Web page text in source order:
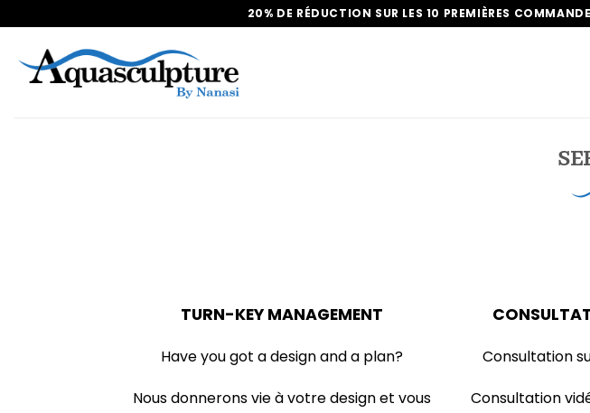
au
contenu
20% DE RÉDUCTION SUR LES 10 PREMIÈRES
TURN-KEY MANAGEMENT
Have you got a design and a plan?
Nous donnerons vie à votre design et vous
Consultation
Consultation